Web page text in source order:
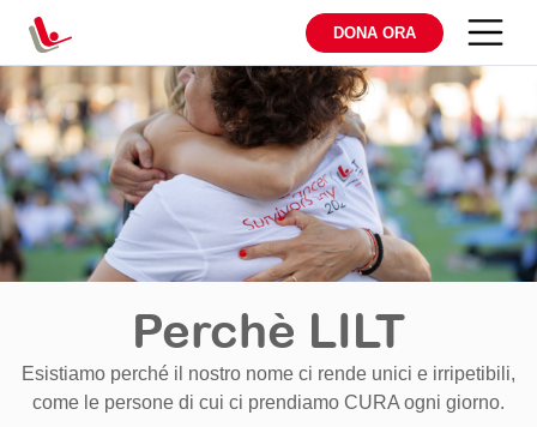
DONA ORA
Perchè LILT
Esistiamo perché il nostro nome ci rende unici e irripetibili,
come le persone di cui ci prendiamo CURA ogni giorno.